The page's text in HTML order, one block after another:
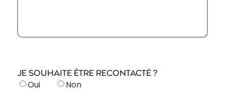
JE SOUHAITE ÊTRE RECONTACTÉ ?
Oui Non